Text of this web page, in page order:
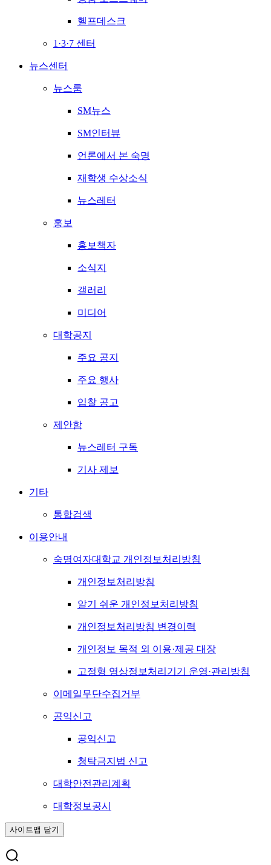
헬프데스크
1·3·7 센터
뉴스센터
뉴스룸
SM뉴스
SM인터뷰
언론에서 본 숙명
재학생 수상소식
뉴스레터
홍보
홍보책자
소식지
갤러리
미디어
대학공지
주요 공지
주요 행사
입찰 공고
제안함
뉴스레터 구독
기사 제보
기타
통합검색
이용안내
숙명여자대학교 개인정보처리방침
개인정보처리방침
알기 쉬운 개인정보처리방침
개인정보처리방침 변경이력
개인정보 목적 외 이용·제공 대장
고정형 영상정보처리기기 운영·관리방침
이메일무단수집거부
공익신고
공익신고
청탁금지법 신고
대학안전관리계획
대학정보공시
사이트맵 닫기